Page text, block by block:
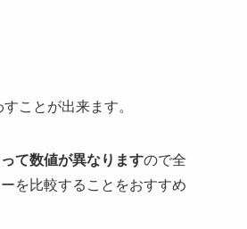
ことが出来ます。
て数値が異なりますので全
を比較することをおすすめ